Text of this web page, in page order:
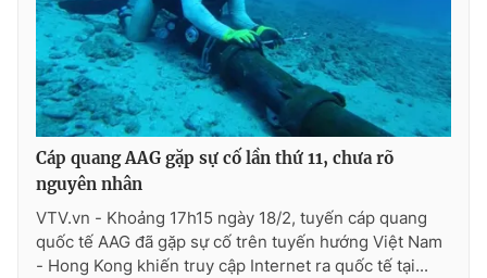
VTV Sức khoẻ Bất động sản
Thị trường 24h Tấm lòng Việt
VTV4 Vươn mình bằng AI
VTV8
Liên hệ tòa soạn English
Cáp quang AAG gặp sự cố lần thứ 11, chưa rõ
nguyên nhân
VTV.vn - Khoảng 17h15 ngày 18/2, tuyến cáp quang
quốc tế AAG đã gặp sự cố trên tuyến hướng Việt Nam
- Hong Kong khiến truy cập Internet ra quốc tế tại...